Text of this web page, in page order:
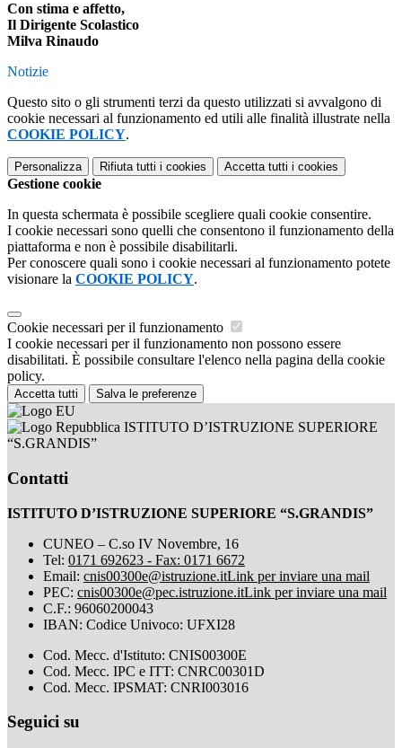
Con stima e affetto,
Il Dirigente Scolastico
Milva Rinaudo
Notizie
Questo sito o gli strumenti terzi da questo utilizzati si avvalgono di
cookie necessari al funzionamento ed utili alle finalità illustrate nella
COOKIE POLICY.
Personalizza Rifiuta tutti i cookies Accetta tutti i cookies
Gestione cookie
In questa schermata è possibile scegliere quali cookie consentire.
I cookie necessari sono quelli che consentono il funzionamento della
piattaforma e non è possibile disabilitarli.
Per conoscere quali sono i cookie necessari al funzionamento potete
visionare la COOKIE POLICY.
Cookie necessari per il funzionamento
I cookie necessari per il funzionamento non possono essere
disabilitati. È possibile consultare l'elenco nella pagina della cookie
policy.
Accetta tutti Salva le preferenze
ISTITUTO D’ISTRUZIONE SUPERIORE
“S.GRANDIS”
Contatti
ISTITUTO D’ISTRUZIONE SUPERIORE “S.GRANDIS”
CUNEO – C.so IV Novembre, 16
Tel: 0171 692623 - Fax: 0171 6672
Email: cnis00300e@istruzione.itLink per inviare una mail
PEC: cnis00300e@pec.istruzione.itLink per inviare una mail
C.F.: 96060200043
IBAN: Codice Univoco: UFXI28
Cod. Mecc. d'Istituto: CNIS00300E
Cod. Mecc. IPC e ITT: CNRC00301D
Cod. Mecc. IPSMAT: CNRI003016
Seguici su